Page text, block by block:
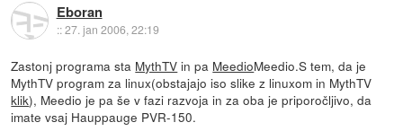
Eboran
::27. jan 2006, 22:19
Zastonj programa sta MythTV in pa MeedioMeedio.S tem, da je
MythTV program za linux(obstajajo iso slike z linuxom in MythTV
klik), Meedio je pa še v fazi razvoja in za oba je priporočljivo, da
imate vsaj Hauppauge PVR-150.